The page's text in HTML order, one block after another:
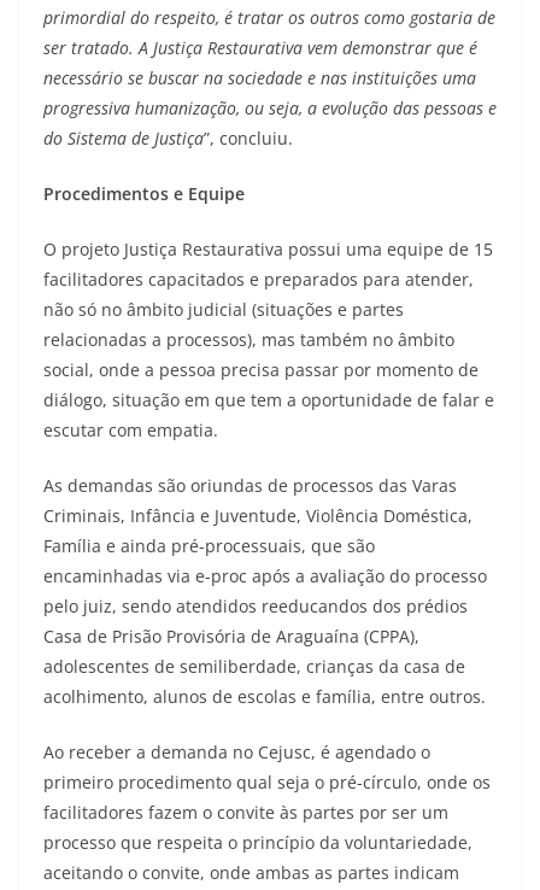
primordial do respeito, é tratar os outros como gostaria de
ser tratado. A Justiça Restaurativa vem demonstrar que é
necessário se buscar na sociedade e nas instituições uma
progressiva humanização, ou seja, a evolução das pessoas e
do Sistema de Justiça”, concluiu.
Procedimentos e Equipe
O projeto Justiça Restaurativa possui uma equipe de 15
facilitadores capacitados e preparados para atender,
não só no âmbito judicial (situações e partes
relacionadas a processos), mas também no âmbito
social, onde a pessoa precisa passar por momento de
diálogo, situação em que tem a oportunidade de falar e
escutar com empatia.
As demandas são oriundas de processos das Varas
Criminais, Infância e Juventude, Violência Doméstica,
Família e ainda pré-processuais, que são
encaminhadas via e-proc após a avaliação do processo
pelo juiz, sendo atendidos reeducandos dos prédios
Casa de Prisão Provisória de Araguaína (CPPA),
adolescentes de semiliberdade, crianças da casa de
acolhimento, alunos de escolas e família, entre outros.
Ao receber a demanda no Cejusc, é agendado o
primeiro procedimento qual seja o pré-círculo, onde os
facilitadores fazem o convite às partes por ser um
processo que respeita o princípio da voluntariedade,
aceitando o convite, onde ambas as partes indicam